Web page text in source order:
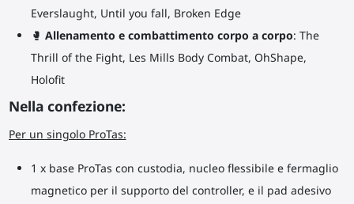
Everslaught, Until you fall, Broken Edge
🥊 Allenamento e combattimento corpo a corpo: The
Thrill of the Fight, Les Mills Body Combat, OhShape,
Holofit
Nella confezione:
Per un singolo ProTas:
1 x base ProTas con custodia, nucleo flessibile e fermaglio
magnetico per il supporto del controller, e il pad adesivo